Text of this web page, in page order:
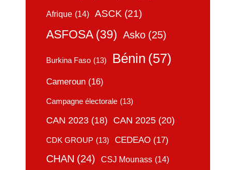
Afrique (14) ASCK (21)
ASFOSA (39) Asko (25)
Burkina Faso (13) Bénin (57)
Cameroun (16)
Campagne électorale (13)
CAN 2023 (18) CAN 2025 (20)
CDK GROUP (13) CEDEAO (17)
CHAN (24) CSJ Mounass (14)